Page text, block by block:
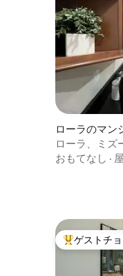
ローラのマン
ローラ、ミズ
き2ベッド2バ
おもてなし ·
大好評のゲ
ゲストチ